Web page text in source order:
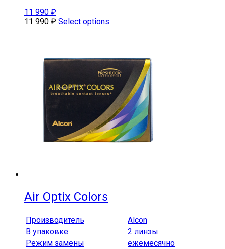
11 990 ₽
11 990 ₽ Select options
Air Optix Colors
Производитель
Alcon
В упаковке
2 линзы
Режим замены
ежемесячно